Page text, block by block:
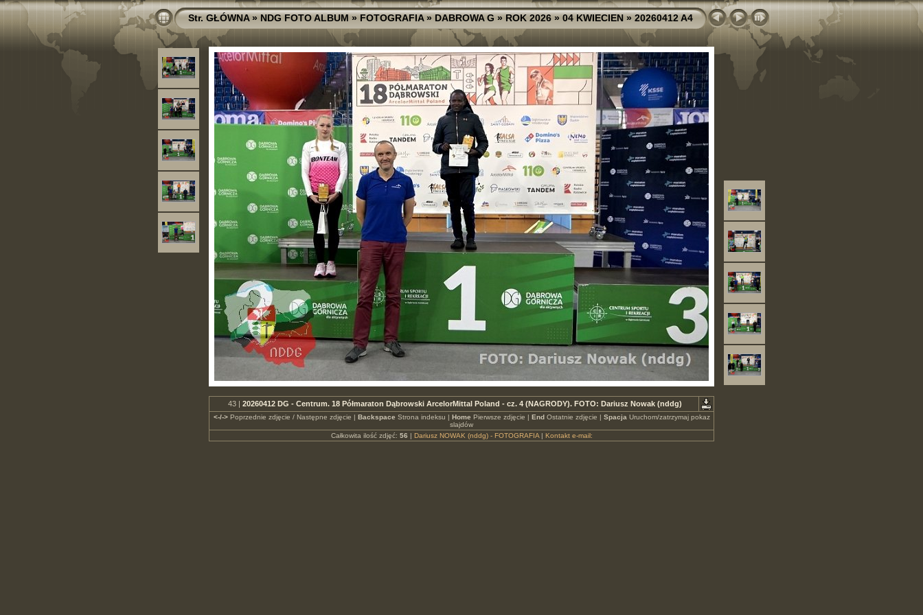
Str. GŁÓWNA»NDG FOTO ALBUM»FOTOGRAFIA»DABROWA G»ROK 2026»04 KWIECIEN»20260412 A4
43 | 20260412 DG - Centrum. 18 Półmaraton Dąbrowski ArcelorMittal Poland - cz. 4 (NAGRODY). FOTO: Dariusz Nowak (nddg)
<-/->Poprzednie zdjęcie / Następne zdjęcie | Backspace Strona indeksu | Home Pierwsze zdjęcie | EndOstatnie zdjęcie | Spacja Uruchom/zatrzymaj pokaz
slajdów
Całkowita ilość zdjęć: 56 | Dariusz NOWAK (nddg) - FOTOGRAFIA| Kontakt e-mail: